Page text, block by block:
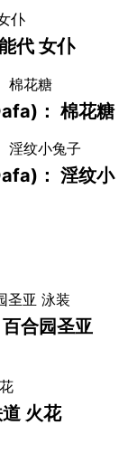
代 女仆
： 棉花糖
： 淫纹小
合园圣亚
火花